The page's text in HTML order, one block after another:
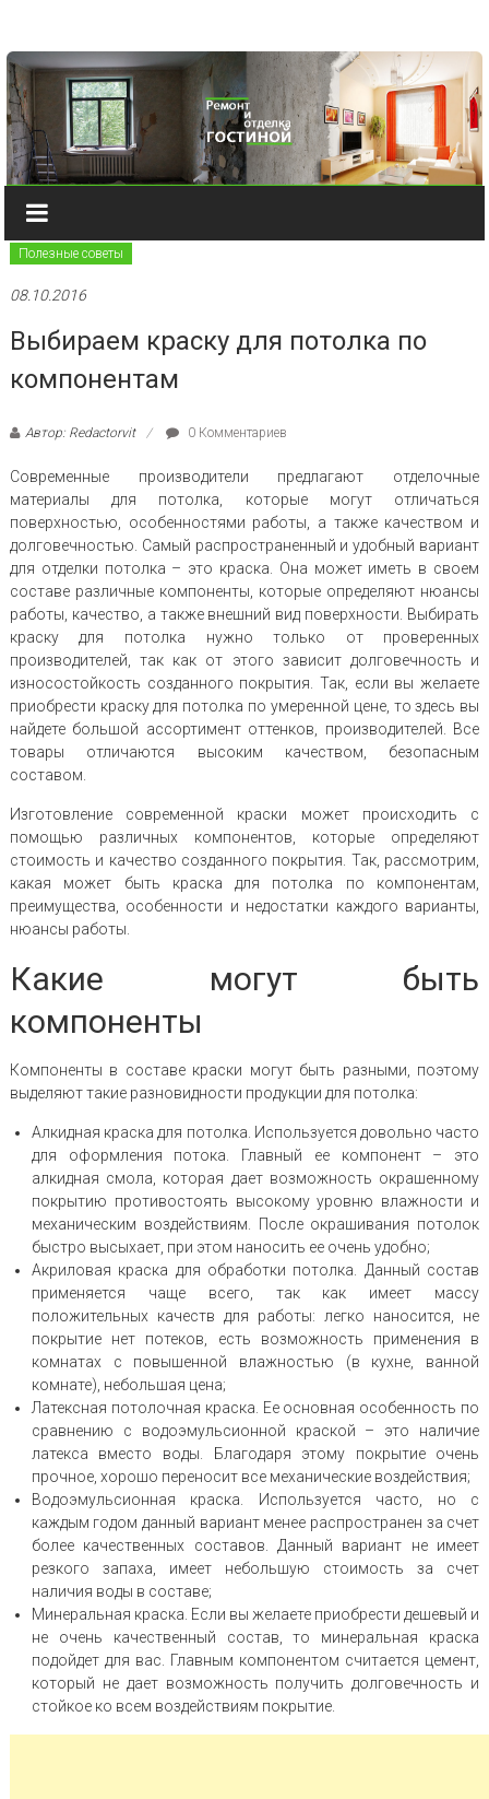
Полезные советы
08.10.2016
Выбираем краску для потолка по
компонентам
Автор: Redactorvit 0 Комментариев
Современные производители предлагают отделочные
материалы для потолка, которые могут отличаться
поверхностью, особенностями работы, а также качеством и
долговечностью. Самый распространенный и удобный вариант
для отделки потолка – это краска. Она может иметь в своем
составе различные компоненты, которые определяют нюансы
работы, качество, а также внешний вид поверхности. Выбирать
краску для потолка нужно только от проверенных
производителей, так как от этого зависит долговечность и
износостойкость созданного покрытия. Так, если вы желаете
приобрести краску для потолка по умеренной цене, то здесь вы
найдете большой ассортимент оттенков, производителей. Все
товары отличаются высоким качеством, безопасным
составом.
Изготовление современной краски может происходить с
помощью различных компонентов, которые определяют
стоимость и качество созданного покрытия. Так, рассмотрим,
какая может быть краска для потолка по компонентам,
преимущества, особенности и недостатки каждого варианты,
нюансы работы.
Какие могут быть
компоненты
Компоненты в составе краски могут быть разными, поэтому
выделяют такие разновидности продукции для потолка:
Алкидная краска для потолка. Используется довольно часто
для оформления потока. Главный ее компонент – это
алкидная смола, которая дает возможность окрашенному
покрытию противостоять высокому уровню влажности и
механическим воздействиям. После окрашивания потолок
быстро высыхает, при этом наносить ее очень удобно;
Акриловая краска для обработки потолка. Данный состав
применяется чаще всего, так как имеет массу
положительных качеств для работы: легко наносится, не
покрытие нет потеков, есть возможность применения в
комнатах с повышенной влажностью (в кухне, ванной
комнате), небольшая цена;
Латексная потолочная краска. Ее основная особенность по
сравнению с водоэмульсионной краской – это наличие
латекса вместо воды. Благодаря этому покрытие очень
прочное, хорошо переносит все механические воздействия;
Водоэмульсионная краска. Используется часто, но с
каждым годом данный вариант менее распространен за счет
более качественных составов. Данный вариант не имеет
резкого запаха, имеет небольшую стоимость за счет
наличия воды в составе;
Минеральная краска. Если вы желаете приобрести дешевый и
не очень качественный состав, то минеральная краска
подойдет для вас. Главным компонентом считается цемент,
который не дает возможность получить долговечность и
стойкое ко всем воздействиям покрытие.